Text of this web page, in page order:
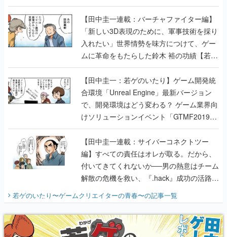
【若ゲのいたり最終回】
【田中圭一連載：バーチャファイター編】
「新しい3D表現のために、軍事技術を採り
入れたい」世界情勢を味方につけて、ゲー
ムに革命をもたらした鈴木 裕の功績【若ゲ
のいたり】
【田中圭一：若ゲのいたり】ゲーム開発統
合環境「Unreal Engine」最新バージョン
で、開発環境はどう変わる？ ゲーム業界向
けソリューションイベント「GTMF2019」
に行って、より理解を深めよう【PR】
【田中圭一連載：サイバーコネクトツー
編】すべての責任はオレが取る。だから、
付いてきてくれないか──男の熱意はチーム
解散の危機を救い、『.hack』成功の活路を
『少年ジャンプ』色だった【若ゲのいた
り】
若ゲのいたり〜ゲームクリエイターの青春〜の記事一覧